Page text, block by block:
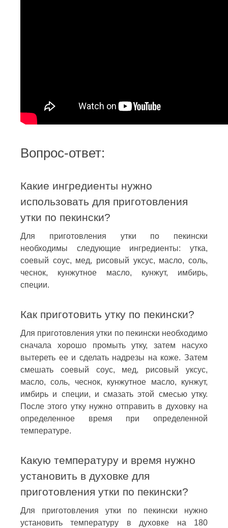
Вопрос-ответ:
Какие ингредиенты нужно
использовать для приготовления
утки по пекински?
Для приготовления утки по пекински
необходимы следующие ингредиенты: утка,
соевый соус, мед, рисовый уксус, масло, соль,
чеснок, кунжутное масло, кунжут, имбирь,
специи.
Как приготовить утку по пекински?
Для приготовления утки по пекински необходимо
сначала хорошо промыть утку, затем насухо
вытереть ее и сделать надрезы на коже. Затем
смешать соевый соус, мед, рисовый уксус,
масло, соль, чеснок, кунжутное масло, кунжут,
имбирь и специи, и смазать этой смесью утку.
После этого утку нужно отправить в духовку на
определенное время при определенной
температуре.
Какую температуру и время нужно
установить в духовке для
приготовления утки по пекински?
Для приготовления утки по пекински нужно
установить температуру в духовке на 180